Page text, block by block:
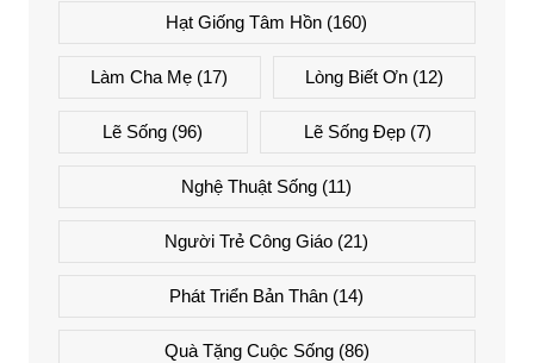
Hạt Giống Tâm Hồn (160)
Làm Cha Mẹ (17) Lòng Biết Ơn(12)
Lẽ Sống (96) Lẽ Sống Đẹp(7)
Nghệ Thuật Sống (11)
Người Trẻ Công Giáo (21)
Phát Triển Bản Thân (14)
Quà Tặng Cuộc Sống(86)